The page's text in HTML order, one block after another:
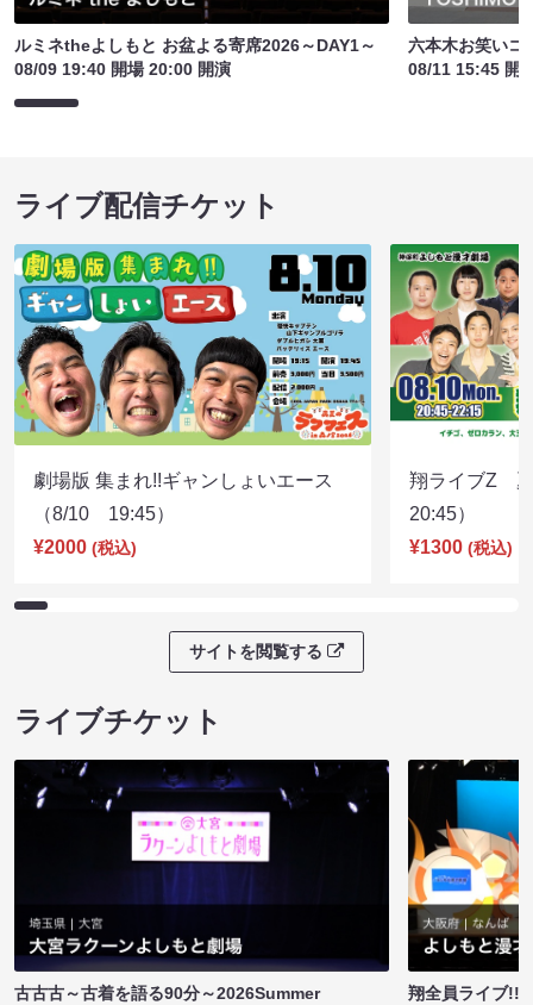
ルミネtheよしもと お盆よる寄席2026～DAY1～
08/09 19:40 開場 20:00 開演
六本木お笑いコ
08/11 15:45 開
ライブ配信チケット
劇場版 集まれ!!ギャンしょいエース
（8/10 19:45）
¥2000 (税込)
翔ライブZ
20:45）
¥1300 (税込)
サイトを閲覧する
ライブチケット
古古古～古着を語る90分～2026Summer
翔全員ライブ!!!